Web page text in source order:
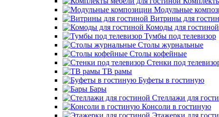
Модульные
Витрины для
Комоды для гостиной
Тумбы под телевизор
Столы журнальные
Столы кофейные
Стенки под
ТВ рамы
Буфеты в гостиную
Бары
Стеллажи для
Консоли в гостиную
Этажерки для